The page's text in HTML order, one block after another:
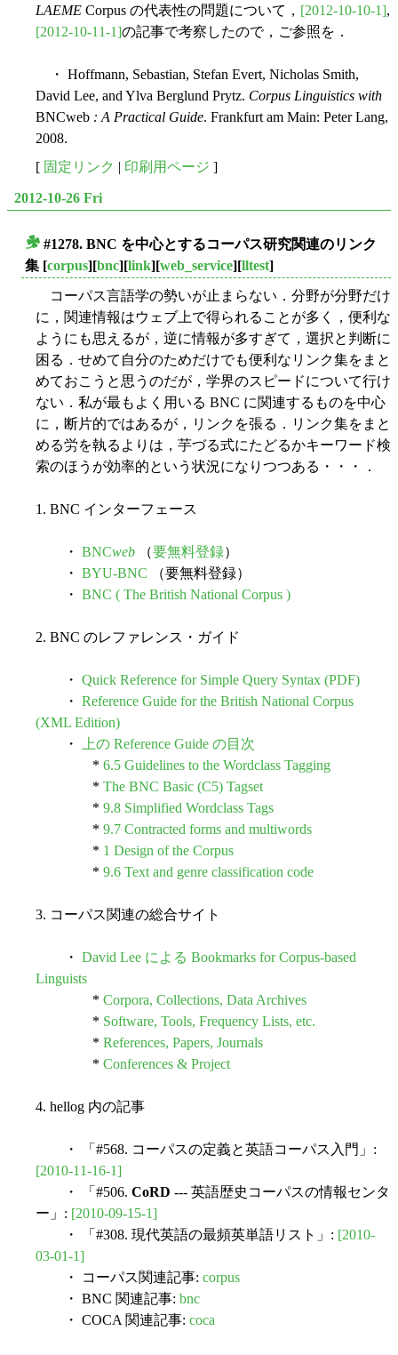
LAEME Corpus の代表性の問題について， [2012-10-10-1],
[2012-10-11-1]の記事で考察したので，ご参照を．
・ Hoffmann, Sebastian, Stefan Evert, Nicholas Smith,
David Lee, and Ylva Berglund Prytz. Corpus Linguistics with
BNCweb : A Practical Guide. Frankfurt am Main: Peter Lang,
2008.
[ 固定リンク 印刷用ページ ]
2012-10-26 Fri
#1278. BNC を中心とするコーパス研究関連のリンク
集 [corpus][bnc][link][web_service][lltest]
コーパス言語学の勢いが止まらない．分野が分野だけ
に，関連情報はウェブ上で得られることが多く，便利な
ようにも思えるが，逆に情報が多すぎて，選択と判断に
困る．せめて自分のためだけでも便利なリンク集をまと
めておこうと思うのだが，学界のスピードについて行け
ない．私が最もよく用いる BNC に関連するものを中心
に，断片的ではあるが，リンクを張る．リンク集をまと
める労を執るよりは，芋づる式にたどるかキーワード検
索のほうが効率的という状況になりつつある・・・．
1. BNC インターフェース
・ BNCweb （要無料登録）
・ BYU-BNC （要無料登録）
・ BNC ( The British National Corpus )
2. BNC のレファレンス・ガイド
・ Quick Reference for Simple Query Syntax (PDF)
・ Reference Guide for the British National Corpus
(XML Edition)
・
上の Reference Guide の目次
* 6.5 Guidelines to the Wordclass Tagging
* The BNC Basic (C5) Tagset
* 9.8 Simplified Wordclass Tags
* 9.7 Contracted forms and multiwords
* 1 Design of the Corpus
* 9.6 Text and genre classification code
3. コーパス関連の総合サイト
・ David Lee による Bookmarks for Corpus-based
Linguists
* Corpora, Collections, Data Archives
* Software, Tools, Frequency Lists, etc.
* References, Papers, Journals
* Conferences & Project
4. hellog 内の記事
・ 「#568. コーパスの定義と英語コーパス入門」:
[2010-11-16-1]
・ 「#506. CoRD --- 英語歴史コーパスの情報センタ
ー」: [2010-09-15-1]
・ 「#308. 現代英語の最頻英単語リスト」: [2010-
03-01-1]
・ コーパス関連記事: corpus
・ BNC 関連記事: bnc
・ COCA 関連記事: coca